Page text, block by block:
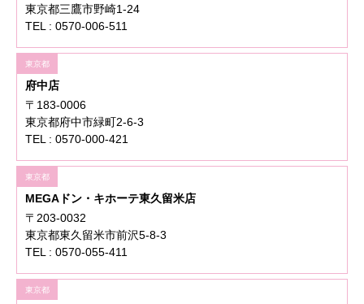
東京都三鷹市野崎1-24
TEL : 0570-006-511
東京都
府中店
〒183-0006
東京都府中市緑町2-6-3
TEL : 0570-000-421
東京都
MEGAドン・キホーテ東久留米店
〒203-0032
東京都東久留米市前沢5-8-3
TEL : 0570-055-411
東京都